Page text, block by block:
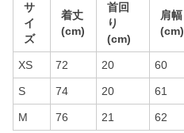
サ
イ
ズ
着丈
(cm)
首回
り
(cm)
肩幅
(cm)
XS 72 20 60
S 74 20 61
M 76 21 62